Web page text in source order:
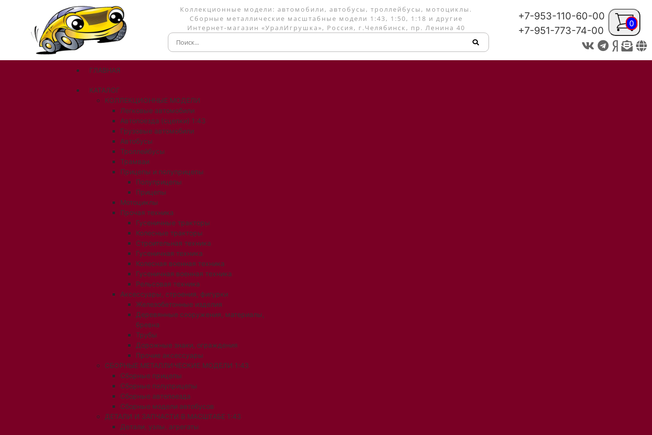
Коллекционные модели: автомобили, автобусы, троллейбусы, мотоциклы.
Сборные металлические масштабные модели 1:43, 1:50, 1:18 и другие
Интернет-магазин «УралИгрушка», Россия, г.Челябинск, пр. Ленина 40
+7-953-110-60-00
+7-951-773-74-00
ГЛАВНАЯ
КАТАЛОГ
КОЛЛЕКЦИОННЫЕ МОДЕЛИ
Легковые автомобили
Автопоезда (сцепки) 1:43
Грузовые автомобили
Автобусы
Троллейбусы
Трамваи
Прицепы и полуприцепы
Полуприцепы
Прицепы
Мотоциклы
Прочая техника
Гусеничные тракторы
Колесные тракторы
Строительная техника
Гусеничная техника
Колесная военная техника
Гусеничная военная техника
Рельсовая техника
Аксессуары, строения, фигурки
Железобетонные изделия
Деревянные сооружения, материалы,
бревна
Трубы
Дорожные знаки, ограждения
Прочие аксессуары
СБОРНЫЕ МЕТАЛЛИЧЕСКИЕ МОДЕЛИ 1:43
Сборные прицепы
Сборные полуприцепы
Сборные автопоезда
Сборные модели автобусов
ДЕТАЛИ И ЗАПЧАСТИ В МАСШТАБЕ 1:43
Детали, узлы, агрегаты
0